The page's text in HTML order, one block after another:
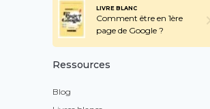
LIVRE BLANC
Comment être en 1ère
page de Google ?
Ressources
Blog